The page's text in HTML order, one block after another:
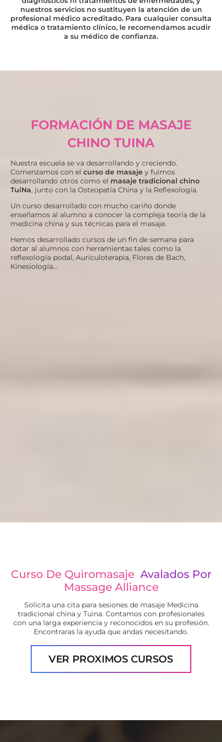
nuestros servicios no sustituyen la atención de un
profesional médico acreditado. Para cualquier consulta
médica o tratamiento clínico, le recomendamos acudir
a su médico de confianza.
FORMACIÓN DE MASAJE
CHINO TUINA
Nuestra escuela se va desarrollando y creciendo.
Comenzamos con el curso de masaje y fuimos
desarrollando otros como el masaje tradicional chino
TuiNa, junto con la Osteopatía China y la Reflexología.
Un curso desarrollado con mucho cariño donde
enseñamos al alumno a conocer la compleja teoría de la
medicina china y sus técnicas para el masaje.
Hemos desarrollado cursos de un fin de semana para
dotar al alumnos con herramientas tales como la
reflexología podal, Auriculoterapia, Flores de Bach,
Kinesiología…
Curso De QuiromasajeAvalados Por
Massage Alliance
Solicita una cita para sesiones de masaje Medicina
tradicional china y Tuina. Contamos con profesionales
con una larga experiencia y reconocidos en su profesión.
Encontraras la ayuda que andas necesitando.
VER PROXIMOS CURSOS